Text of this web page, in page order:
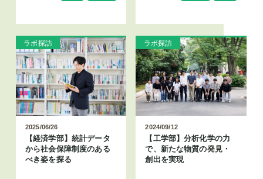
ラボ探訪
2025/06/26
【経済学部】統計データ
から社会保障制度のある
べき姿を探る
ラボ探訪
2024/09/12
【工学部】分析化学の力
で、新たな物質の発見・
創出を実現